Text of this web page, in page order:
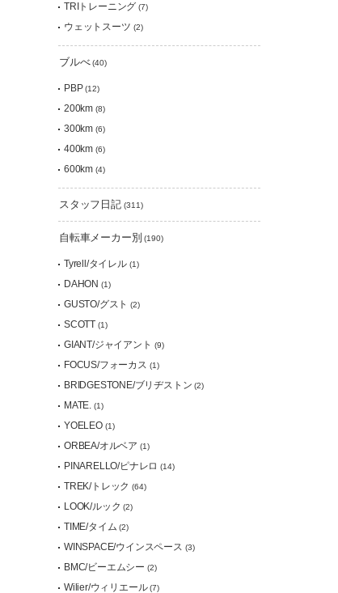
TRIトレーニング (7)
ウェットスーツ (2)
ブルべ(40)
PBP(12)
200km (8)
300km (6)
400km (6)
600km (4)
スタッフ日記(311)
自転車メーカー別 (190)
Tyrell/タイレル(1)
DAHON (1)
GUSTO/グスト (2)
SCOTT (1)
GIANT/ジャイアント (9)
FOCUS/フォーカス (1)
BRIDGESTONE/ブリヂストン (2)
MATE. (1)
YOELEO(1)
ORBEA/オルベア (1)
PINARELLO/ピナレロ (14)
TREK/トレック (64)
LOOK/ルック (2)
TIME/タイム (2)
WINSPACE/ウインスペース (3)
BMC/ビーエムシー (2)
Wilier/ウィリエール(7)